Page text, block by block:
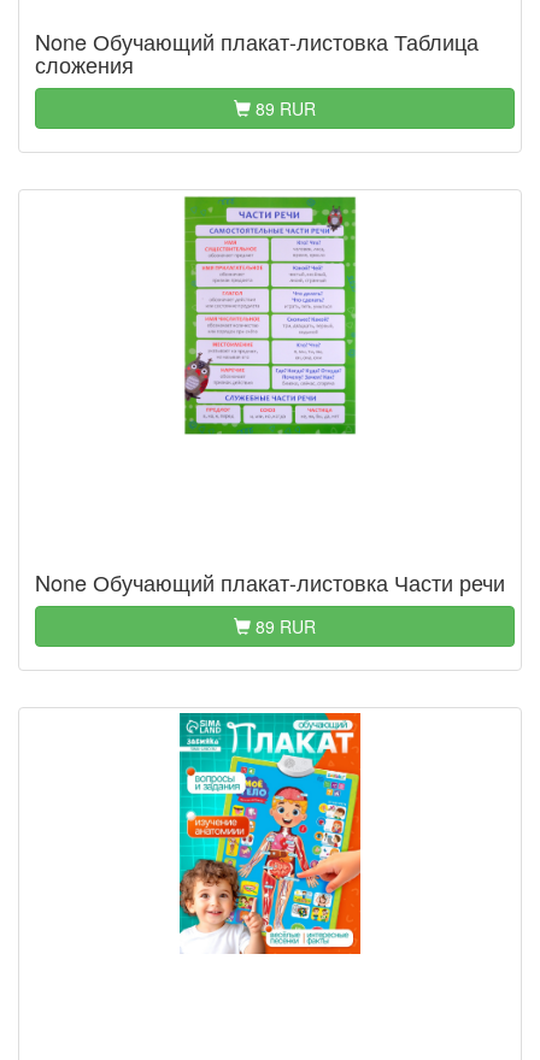
None Обучающий плакат-листовка Таблица
сложения
89 RUR
None Обучающий плакат-листовка Части речи
89 RUR